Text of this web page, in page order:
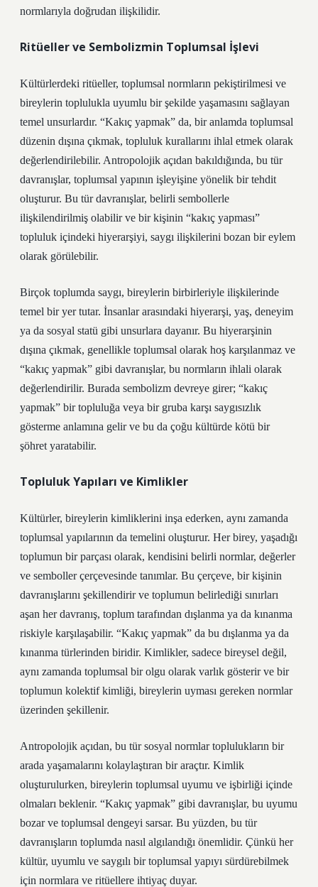
normlarıyla doğrudan ilişkilidir.
Ritüeller ve Sembolizmin Toplumsal İşlevi
Kültürlerdeki ritüeller, toplumsal normların pekiştirilmesi ve
bireylerin toplulukla uyumlu bir şekilde yaşamasını sağlayan
temel unsurlardır. “Kakıç yapmak” da, bir anlamda toplumsal
düzenin dışına çıkmak, topluluk kurallarını ihlal etmek olarak
değerlendirilebilir. Antropolojik açıdan bakıldığında, bu tür
davranışlar, toplumsal yapının işleyişine yönelik bir tehdit
oluşturur. Bu tür davranışlar, belirli sembollerle
ilişkilendirilmiş olabilir ve bir kişinin “kakıç yapması”
topluluk içindeki hiyerarşiyi, saygı ilişkilerini bozan bir eylem
olarak görülebilir.
Birçok toplumda saygı, bireylerin birbirleriyle ilişkilerinde
temel bir yer tutar. İnsanlar arasındaki hiyerarşi, yaş, deneyim
ya da sosyal statü gibi unsurlara dayanır. Bu hiyerarşinin
dışına çıkmak, genellikle toplumsal olarak hoş karşılanmaz ve
“kakıç yapmak” gibi davranışlar, bu normların ihlali olarak
değerlendirilir. Burada sembolizm devreye girer; “kakıç
yapmak” bir topluluğa veya bir gruba karşı saygısızlık
gösterme anlamına gelir ve bu da çoğu kültürde kötü bir
şöhret yaratabilir.
Topluluk Yapıları ve Kimlikler
Kültürler, bireylerin kimliklerini inşa ederken, aynı zamanda
toplumsal yapılarının da temelini oluşturur. Her birey, yaşadığı
toplumun bir parçası olarak, kendisini belirli normlar, değerler
ve semboller çerçevesinde tanımlar. Bu çerçeve, bir kişinin
davranışlarını şekillendirir ve toplumun belirlediği sınırları
aşan her davranış, toplum tarafından dışlanma ya da kınanma
riskiyle karşılaşabilir. “Kakıç yapmak” da bu dışlanma ya da
kınanma türlerinden biridir. Kimlikler, sadece bireysel değil,
aynı zamanda toplumsal bir olgu olarak varlık gösterir ve bir
toplumun kolektif kimliği, bireylerin uyması gereken normlar
üzerinden şekillenir.
Antropolojik açıdan, bu tür sosyal normlar toplulukların bir
arada yaşamalarını kolaylaştıran bir araçtır. Kimlik
oluşturulurken, bireylerin toplumsal uyumu ve işbirliği içinde
olmaları beklenir. “Kakıç yapmak” gibi davranışlar, bu uyumu
bozar ve toplumsal dengeyi sarsar. Bu yüzden, bu tür
davranışların toplumda nasıl algılandığı önemlidir. Çünkü her
kültür, uyumlu ve saygılı bir toplumsal yapıyı sürdürebilmek
için normlara ve ritüellere ihtiyaç duyar.